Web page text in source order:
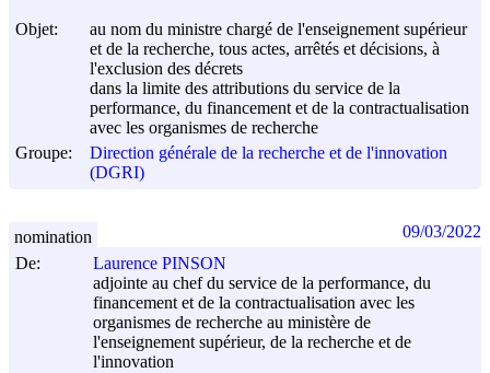
Objet:
au nom du ministre chargé de l'enseignement supérieur
et de la recherche, tous actes, arrêtés et décisions, à
l'exclusion des décrets
dans la limite des attributions du service de la
performance, du financement et de la contractualisation
avec les organismes de recherche
Groupe:
Direction générale de la recherche et de l'innovation
(DGRI)
De:
Laurence PINSON
adjointe au chef du service de la performance, du
financement et de la contractualisation avec les
organismes de recherche au ministère de
l'enseignement supérieur, de la recherche et de
l'innovation
nomination 09/03/2022